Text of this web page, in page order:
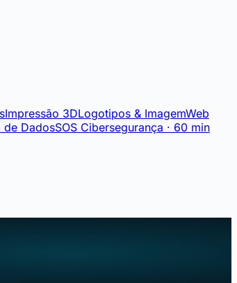
Impressão 3DLogotipos & ImagemWeb
de DadosSOS Cibersegurança · 60 min